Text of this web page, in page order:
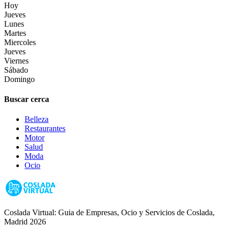
Hoy
Jueves
Lunes
Martes
Miercoles
Jueves
Viernes
Sábado
Domingo
Buscar cerca
Belleza
Restaurantes
Motor
Salud
Moda
Ocio
Coslada Virtual: Guia de Empresas, Ocio y Servicios de Coslada,
Madrid 2026